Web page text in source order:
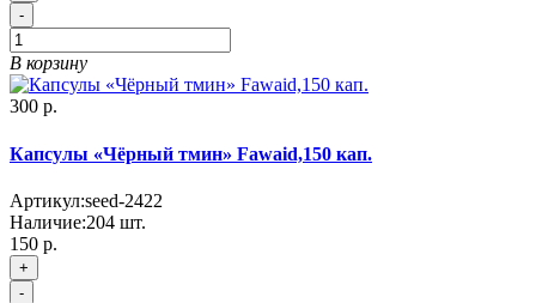
-
В корзину
300 р.
Капсулы «Чёрный тмин» Fawaid,150 кап.
Артикул:seed-2422
Наличие:204 шт.
150 р.
+
-